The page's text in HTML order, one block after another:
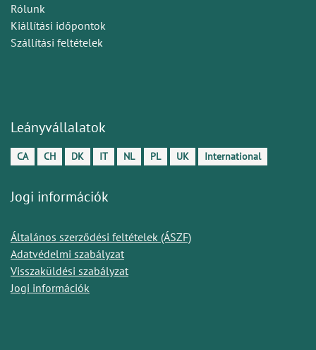
Rólunk
Kiállítási időpontok
Szállítási feltételek
Leányvállalatok
CA CH DK IT NL PL UK International
Jogi információk
Általános szerződési feltételek (ÁSZF)
Adatvédelmi szabályzat
Visszaküldési szabályzat
Jogi információk